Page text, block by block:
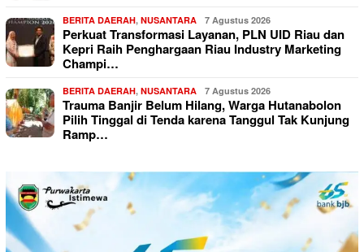
BERITA DAERAH, NUSANTARA 7 Agustus 2026
Perkuat Transformasi Layanan, PLN UID Riau dan
Kepri Raih Penghargaan Riau Industry Marketing
Champi…
BERITA DAERAH, NUSANTARA 7 Agustus 2026
Trauma Banjir Belum Hilang, Warga Hutanabolon
Pilih Tinggal di Tenda karena Tanggul Tak Kunjung
Ramp…